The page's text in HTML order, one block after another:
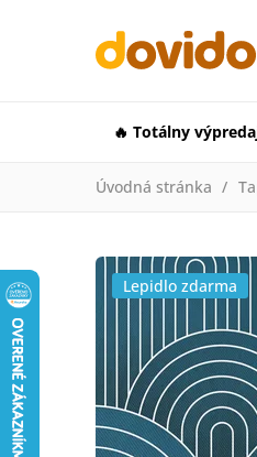
🔥 Totálny
Úvodná stránka
Lepidlo zdarma